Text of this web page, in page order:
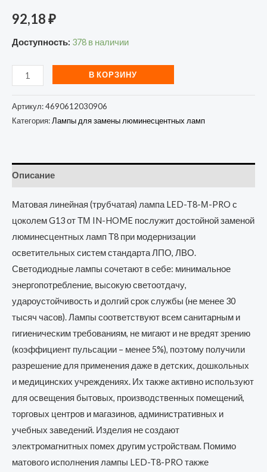
92,18₽
Доступность: 378 в наличии
В КОРЗИНУ
Артикул:4690612030906
Категория:Лампы для замены люминесцентных ламп
Описание
Матовая линейная (трубчатая) лампа LED-T8-М-PRO с
цоколем G13 от ТМ IN-HOME послужит достойной заменой
люминесцентных ламп Т8 при модернизации
осветительных систем стандарта ЛПО, ЛВО.
Светодиодные лампы сочетают в себе: минимальное
энергопотребление, высокую светоотдачу,
удароустойчивость и долгий срок службы (не менее 30
тысяч часов). Лампы соответствуют всем санитарным и
гигиеническим требованиям, не мигают и не вредят зрению
(коэффициент пульсации – менее 5%), поэтому получили
разрешение для применения даже в детских, дошкольных
и медицинских учреждениях. Их также активно используют
для освещения бытовых, производственных помещений,
торговых центров и магазинов, административных и
учебных заведений. Изделия не создают
электромагнитных помех другим устройствам. Помимо
матового исполнения лампы LED-T8-PRO также